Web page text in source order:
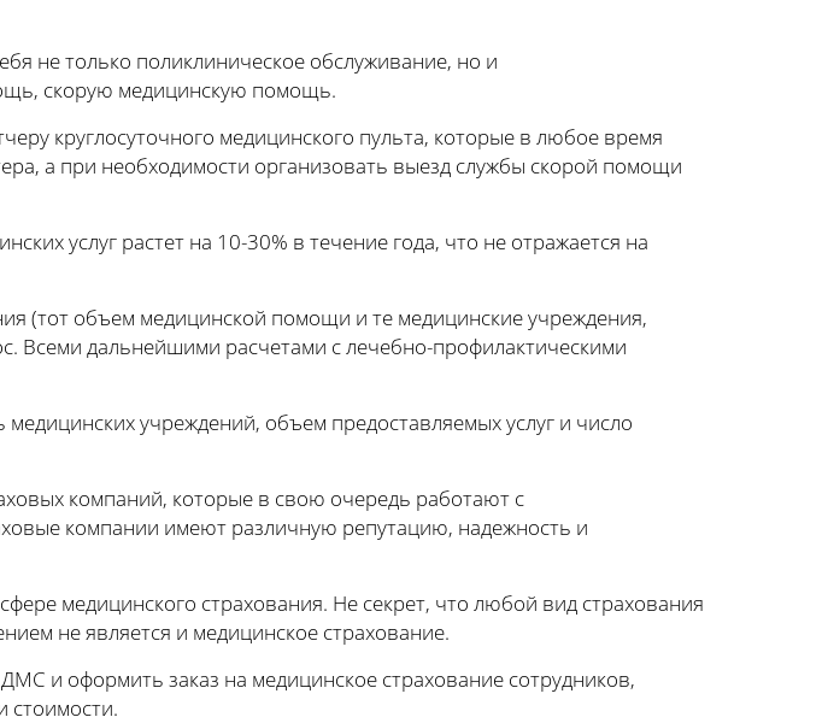
не только поликлиническое обслуживание, но и
скорую медицинскую помощь.
круглосуточного медицинского пульта, которые в любое время
а при необходимости организовать выезд службы скорой помощи
услуг растет на 10-30% в течение года, что не отражается на
(тот объем медицинской помощи и те медицинские учреждения,
Всеми дальнейшими расчетами с лечебно-профилактическими
учреждений, объем предоставляемых услуг и число
компаний, которые в свою очередь работают с
компании имеют различную репутацию, надежность и
медицинского страхования. Не секрет, что любой вид страхования
не является и медицинское страхование.
и оформить заказ на медицинское страхование сотрудников,
стоимости.